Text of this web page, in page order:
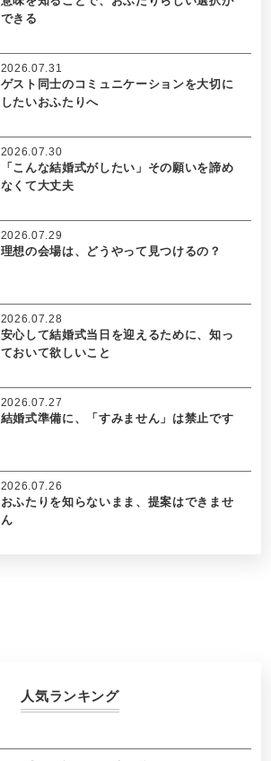
できる
ゲスト同士のコミュニケーションを大切に
したいおふたりへ
2026.07.31
「こんな結婚式がしたい」その願いを諦め
なくて大丈夫
2026.07.30
理想の会場は、どうやって見つけるの？
2026.07.29
安心して結婚式当日を迎えるために、知っ
ておいて欲しいこと
2026.07.28
結婚式準備に、「すみません」は禁止です
2026.07.27
おふたりを知らないまま、提案はできませ
ん
2026.07.26
人気ランキング